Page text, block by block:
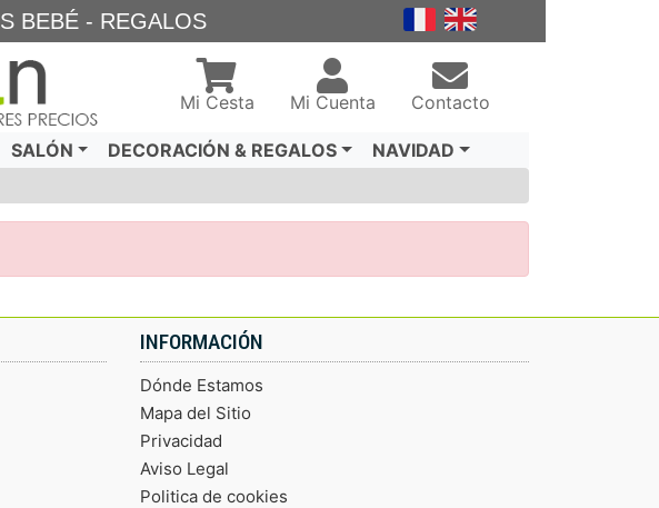
BEBÉ - REGALOS
Mi Cesta Mi Cuenta Contacto
SALÓN DECORACIÓN & REGALOS
NAVIDAD
INFORMACIÓN
Dónde Estamos
Mapa del Sitio
Privacidad
Aviso Legal
Politica de cookies